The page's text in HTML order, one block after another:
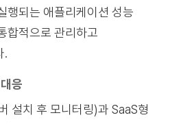
행되는 애플리케이션 성능
합적으로 관리하고
.
응
설치 후 모니터링)과 SaaS형